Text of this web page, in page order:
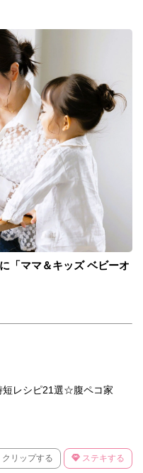
「ママ＆キッズ ベビーオ
短レシピ21選☆腹ペコ家
クリップする ステキする